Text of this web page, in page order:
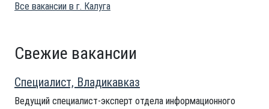
Все вакансии в г. Калуга
Свежие вакансии
Специалист, Владикавказ
Ведущий специалист-эксперт отдела информационного